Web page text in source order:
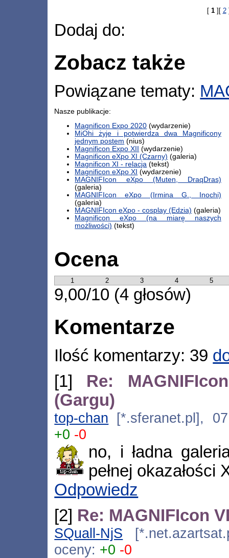
[ 1][ 2
Dodaj do:
Zobacz także
Powiązane tematy:
Nasze publikacje:
Magnificon Expo 2020 (wydarzenie)
MiOhi żyje i potwierdza dwa Magnificony
jednym postem (nius)
Magnificon Expo XII
(wydarzenie)
Magnificon eXpo XI (Czarny) (galeria)
Magnificon XI - relacja (tekst)
Magnificon eXpo XI (wydarzenie)
MAGNIFIcon eXpo (Muten, DraqDras)
(galeria)
MAGNIFIcon eXpo (Irmina G., Inochi)
(galeria)
MAGNIFIcon eXpo - cosplay (Edzia) (galeria)
Magnificon eXpo (na miarę naszych
możliwości) (tekst)
Ocena
1 2 3 4 5
9,00/10 (4 głosów)
Komentarze
Ilość komentarzy: 39
[1] Re:
(Gargu)
top-chan [*.sferanet.pl],
+0 -0
no, i ładna
pełnej okazałości
Odpowiedz
[2] Re: MAGNIFIcon
SQuall-NjS
oceny: +0 -0